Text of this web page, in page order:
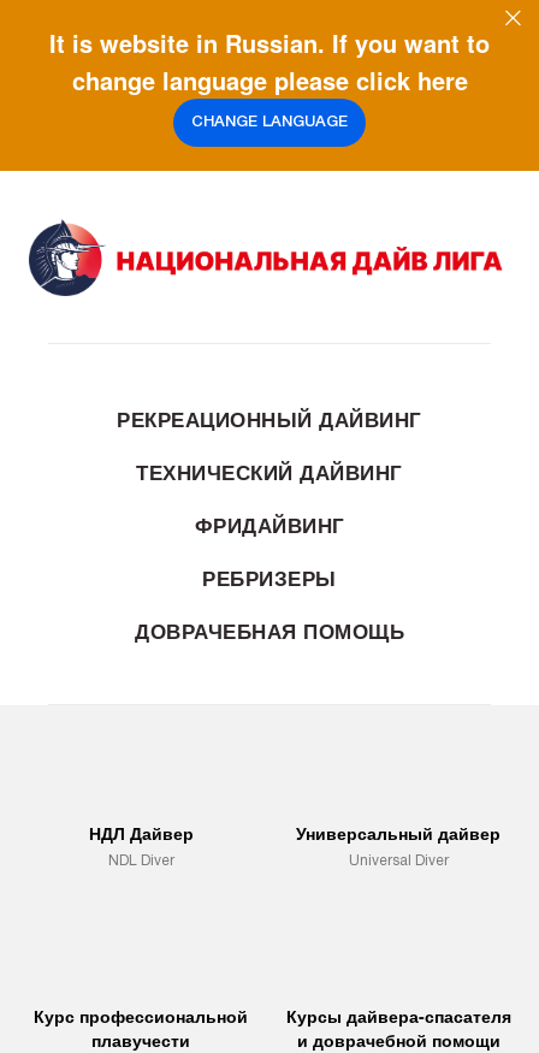
It is website in Russian. If you want to
change language please click here
CHANGE LANGUAGE
РЕКРЕАЦИОННЫЙ ДАЙВИНГ
ТЕХНИЧЕСКИЙ ДАЙВИНГ
ФРИДАЙВИНГ
РЕБРИЗЕРЫ
ДОВРАЧЕБНАЯ ПОМОЩЬ
НДЛ Дайвер
NDL Diver
Универсальный дайвер
Universal Diver
Курс профессиональной
плавучести
Курсы дайвера-спасателя
и доврачебной помощи